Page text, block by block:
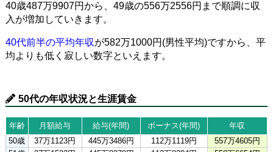
40歳487万9907円から、49歳の556万2556円まで順調に収
入が増加していきます。
40代前半の平均年収が582万1000円(男性平均)ですから、平
均よりも低く寂しい数字といえます。
50代の年収状況と生涯賃金
年齢 月額給与 給与(年間) ボーナス(年間)
年収
50歳
37万1123円 445万3486円 112万1119円
557万4605円